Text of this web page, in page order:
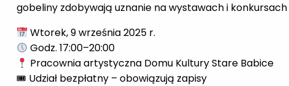
gobeliny zdobywają uznanie na wystawach i konkursach
Wtorek, 9 września 2025 r.
Godz. 17:00–20:00
Pracownia artystyczna Domu Kultury Stare Babice
🎟 Udział bezpłatny – obowiązują zapisy